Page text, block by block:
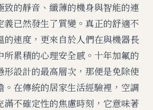
致的靜音、纖薄的機身與智能的連
義已然發生了質變。真正的舒適不
的速度，更來自於人們在與機器長
所累積的心理安全感。十年加氟的
形設計的最高層次，那便是免除使
。在傳統的居家生活經驗裡，空調
滿不確定性的焦慮時刻，它意味著